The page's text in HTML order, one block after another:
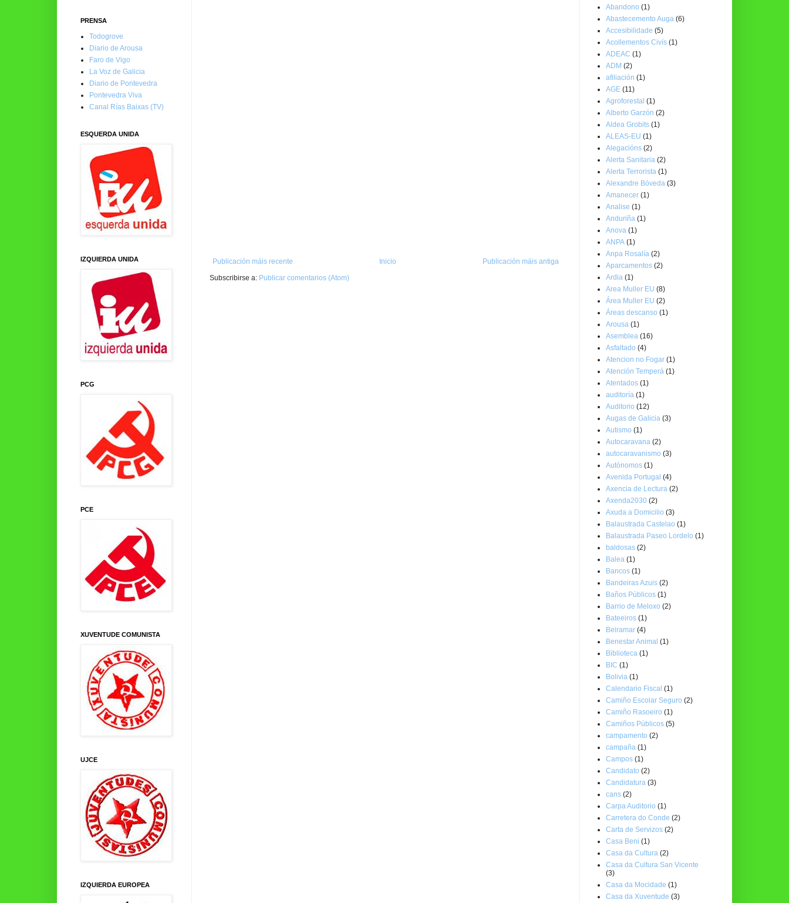
Publicación máis recente Publicación máis antiga
Inicio
Subscribirse a: Publicar comentarios (Atom)
PRENSA
Todogrove
Diario de Arousa
Faro de Vigo
La Voz de Galicia
Diario de Pontevedra
Pontevedra Viva
Canal Rías Baixas (TV)
ESQUERDA UNIDA
IZQUIERDA UNIDA
PCG
PCE
XUVENTUDE COMUNISTA
UJCE
IZQUIERDA EUROPEA
Abandono (1)
Abastecemento Auga (6)
Accesibilidade (5)
Acollementos Civís (1)
ADEAC (1)
ADM (2)
afiliación (1)
AGE (11)
Agroforestal (1)
Alberto Garzón (2)
Aldea Grobits (1)
ALEAS-EU (1)
Alegacións (2)
Alerta Sanitaria (2)
Alerta Terrorista (1)
Alexandre Bóveda (3)
Amanecer (1)
Analise (1)
Anduriña (1)
Anova (1)
ANPA (1)
Anpa Rosalía (2)
Aparcamentos (2)
Ardia (1)
Area Muller EU (8)
Área Muller EU (2)
Áreas descanso (1)
Arousa (1)
Asemblea (16)
Asfaltado (4)
Atencion no Fogar (1)
Atención Temperá (1)
Atentados (1)
auditoría (1)
Auditorio (12)
Augas de Galicia (3)
Autismo (1)
Autocaravana (2)
autocaravanismo (3)
Autónomos (1)
Avenida Portugal (4)
Axencia de Lectura (2)
Axenda2030 (2)
Axuda a Domicilio (3)
Balaustrada Castelao (1)
Balaustrada Paseo Lordelo (1)
baldosas (2)
Balea (1)
Bancos (1)
Bandeiras Azuis (2)
Baños Públicos (1)
Barrio de Meloxo (2)
Bateeiros (1)
Beiramar (4)
Benestar Animal (1)
Biblioteca (1)
BIC (1)
Bolivia (1)
Calendario Fiscal (1)
Camiño Escolar Seguro (2)
Camiño Rasoeiro (1)
Camiños Públicos (5)
campamento (2)
campaña (1)
Campos (1)
Candidato (2)
Candidatura (3)
cans (2)
Carpa Auditorio (1)
Carretera do Conde (2)
Carta de Servizos (2)
Casa Beni (1)
Casa da Cultura (2)
Casa da Cultura San Vicente
(3)
Casa da Mocidade (1)
Casa da Xuventude (3)